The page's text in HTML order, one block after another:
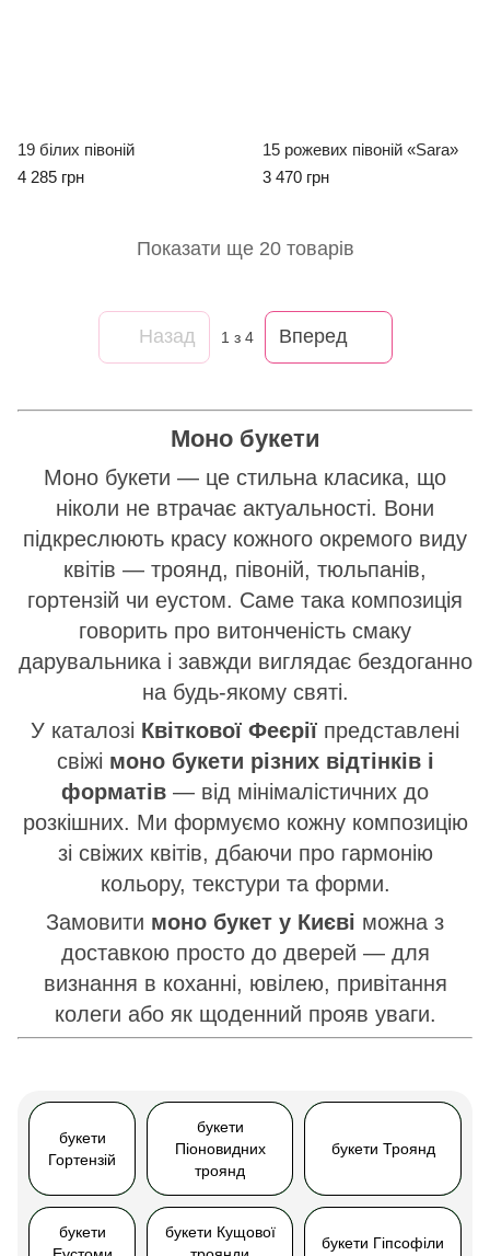
19 білих півоній
4 285 грн
15 рожевих півоній «Sara»
3 470 грн
Показати ще 20 товарів
Назад 1 з 4 Вперед
Моно букети
Моно букети — це стильна класика, що
ніколи не втрачає актуальності. Вони
підкреслюють красу кожного окремого виду
квітів — троянд, півоній, тюльпанів,
гортензій чи еустом. Саме така композиція
говорить про витонченість смаку
дарувальника і завжди виглядає бездоганно
на будь-якому святі.
У каталозі Квіткової Феєрії представлені
свіжі моно букети різних відтінків і
форматів — від мінімалістичних до
розкішних. Ми формуємо кожну композицію
зі свіжих квітів, дбаючи про гармонію
кольору, текстури та форми.
Замовити моно букет у Києві можна з
доставкою просто до дверей — для
визнання в коханні, ювілею, привітання
колеги або як щоденний прояв уваги.
букети
Гортензій
букети
Піоновидних
троянд
букети Троянд
букети
букети Кущової
букети Гіпсофіли